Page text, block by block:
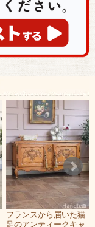
フランスから届いた猫
足のアンティークキャ